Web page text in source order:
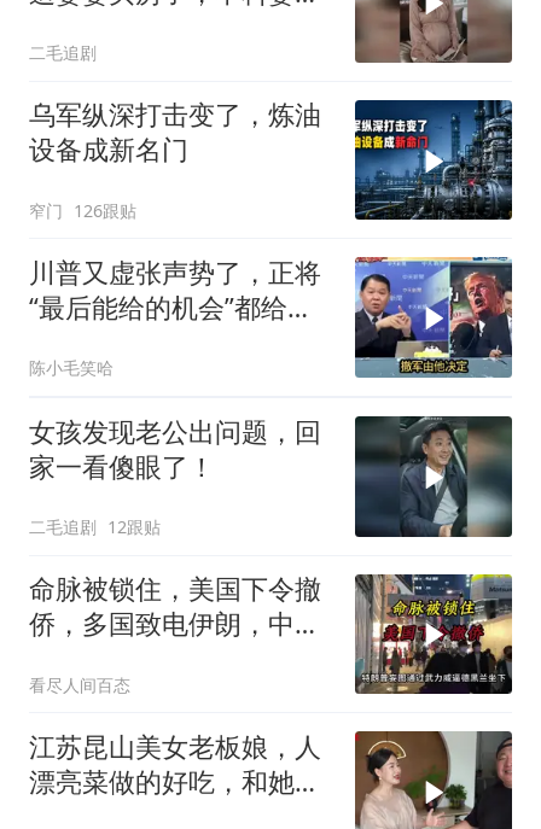
二毛追剧
乌军纵深打击变了，炼油
设备成新名门
窄门 126跟贴
川普又虚张声势了，正将
“最后能给的机会”都给伊
陈小毛笑哈
女孩发现老公出问题，回
家一看傻眼了！
二毛追剧 12跟贴
命脉被锁住，美国下令撤
侨，多国致电伊朗，中国
看尽人间百态
江苏昆山美女老板娘，人
漂亮菜做的好吃，和她小